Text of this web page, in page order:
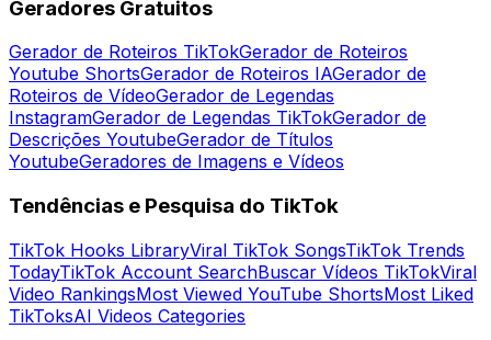
Geradores Gratuitos
Gerador de Roteiros TikTokGerador de Roteiros
Youtube ShortsGerador de Roteiros IAGerador de
Roteiros de VídeoGerador de Legendas
InstagramGerador de Legendas TikTokGerador de
Descrições YoutubeGerador de Títulos
YoutubeGeradores de Imagens e Vídeos
Tendências e Pesquisa do TikTok
TikTok Hooks LibraryViral TikTok SongsTikTok Trends
TodayTikTok Account SearchBuscar Vídeos TikTokViral
Video RankingsMost Viewed YouTube ShortsMost Liked
TikToksAI Videos Categories